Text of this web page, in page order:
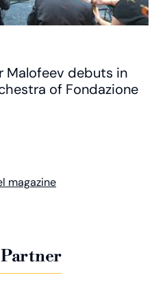
Malofeev debuts in
of Fondazione
magazine
Partner